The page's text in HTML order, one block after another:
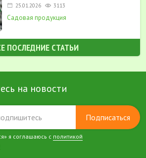
25.01.2026 3113
Садовая продукция
ПОСЛЕДНИЕ СТАТЬИ
на новости
Подписаться
я соглашаюсь с политикой